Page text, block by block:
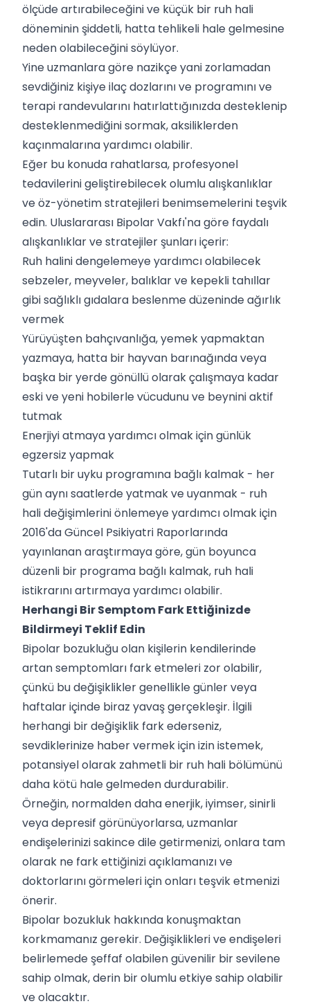
ölçüde artırabileceğini ve küçük bir ruh hali
döneminin şiddetli, hatta tehlikeli hale gelmesine
neden olabileceğini söylüyor.
Yine uzmanlara göre nazikçe yani zorlamadan
sevdiğiniz kişiye ilaç dozlarını ve programını ve
terapi randevularını hatırlattığınızda desteklenip
desteklenmediğini sormak, aksiliklerden
kaçınmalarına yardımcı olabilir.
Eğer bu konuda rahatlarsa, profesyonel
tedavilerini geliştirebilecek olumlu alışkanlıklar
ve öz-yönetim stratejileri benimsemelerini teşvik
edin. Uluslararası Bipolar Vakfı'na göre faydalı
alışkanlıklar ve stratejiler şunları içerir:
Ruh halini dengelemeye yardımcı olabilecek
sebzeler, meyveler, balıklar ve kepekli tahıllar
gibi sağlıklı gıdalara beslenme düzeninde ağırlık
vermek
Yürüyüşten bahçıvanlığa, yemek yapmaktan
yazmaya, hatta bir hayvan barınağında veya
başka bir yerde gönüllü olarak çalışmaya kadar
eski ve yeni hobilerle vücudunu ve beynini aktif
tutmak
Enerjiyi atmaya yardımcı olmak için günlük
egzersiz yapmak
Tutarlı bir uyku programına bağlı kalmak - her
gün aynı saatlerde yatmak ve uyanmak - ruh
hali değişimlerini önlemeye yardımcı olmak için
2016'da Güncel Psikiyatri Raporlarında
yayınlanan araştırmaya göre, gün boyunca
düzenli bir programa bağlı kalmak, ruh hali
istikrarını artırmaya yardımcı olabilir.
Herhangi Bir Semptom Fark Ettiğinizde
Bildirmeyi Teklif Edin
Bipolar bozukluğu olan kişilerin kendilerinde
artan semptomları fark etmeleri zor olabilir,
çünkü bu değişiklikler genellikle günler veya
haftalar içinde biraz yavaş gerçekleşir. İlgili
herhangi bir değişiklik fark ederseniz,
sevdiklerinize haber vermek için izin istemek,
potansiyel olarak zahmetli bir ruh hali bölümünü
daha kötü hale gelmeden durdurabilir.
Örneğin, normalden daha enerjik, iyimser, sinirli
veya depresif görünüyorlarsa, uzmanlar
endişelerinizi sakince dile getirmenizi, onlara tam
olarak ne fark ettiğinizi açıklamanızı ve
doktorlarını görmeleri için onları teşvik etmenizi
önerir.
Bipolar bozukluk hakkında konuşmaktan
korkmamanız gerekir. Değişiklikleri ve endişeleri
belirlemede şeffaf olabilen güvenilir bir sevilene
sahip olmak, derin bir olumlu etkiye sahip olabilir
ve olacaktır.